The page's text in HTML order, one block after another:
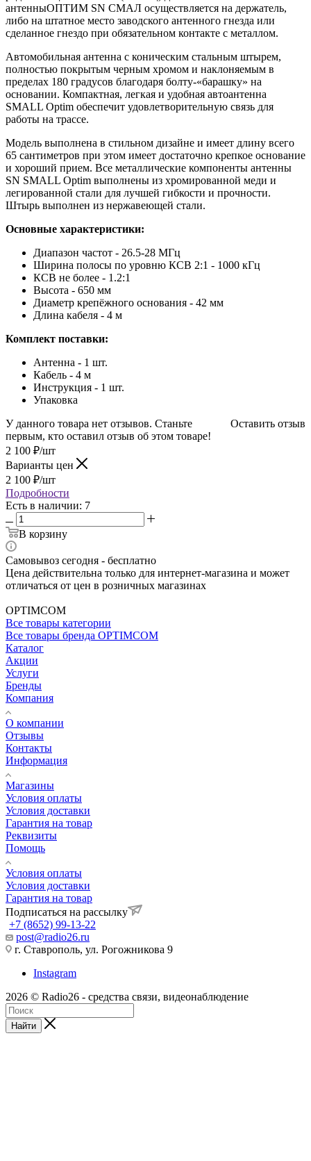
антенныОПТИМ SN СМАЛ осуществляется на держатель,
либо на штатное место заводского антенного гнезда или
сделанное гнездо при обязательном контакте с металлом.
Автомобильная антенна с коническим стальным штырем,
полностью покрытым черным хромом и наклоняемым в
пределах 180 градусов благодаря болту-«барашку» на
основании. Компактная, легкая и удобная автоантенна
SMALL Optim обеспечит удовлетворительную связь для
работы на трассе.
Модель выполнена в стильном дизайне и имеет длину всего
65 сантиметров при этом имеет достаточно крепкое основание
и хороший прием. Все металлические компоненты антенны
SN SMALL Optim выполнены из хромированной меди и
легированной стали для лучшей гибкости и прочности.
Штырь выполнен из нержавеющей стали.
Основные характеристики:
Диапазон частот - 26.5-28 МГц
Ширина полосы по уровню КСВ 2:1 - 1000 кГц
КСВ не более - 1.2:1
Высота - 650 мм
Диаметр крепёжного основания - 42 мм
Длина кабеля - 4 м
Комплект поставки:
Антенна - 1 шт.
Кабель - 4 м
Инструкция - 1 шт.
Упаковка
Оставить отзыв
У данного товара нет отзывов. Станьте
первым, кто оставил отзыв об этом товаре!
2 100 ₽/шт
Варианты цен
2 100 ₽/шт
Подробности
Есть в наличии: 7
В корзину
Самовывоз сегодня - бесплатно
Цена действительна только для интернет-магазина и может
отличаться от цен в розничных магазинах
OPTIMCOM
Все товары категории
Все товары бренда OPTIMCOM
Каталог
Акции
Услуги
Бренды
Компания
О компании
Отзывы
Контакты
Информация
Магазины
Условия оплаты
Условия доставки
Гарантия на товар
Реквизиты
Помощь
Условия оплаты
Условия доставки
Гарантия на товар
Подписаться на рассылку
+7 (8652) 99-13-22
post@radio26.ru
г. Ставрополь, ул. Рогожникова 9
Instagram
2026 © Radio26 - средства связи, видеонаблюдение
Найти